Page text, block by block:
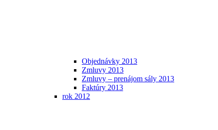
Objednávky 2013
Zmluvy 2013
Zmluvy – prenájom sály 2013
Faktúry 2013
rok 2012